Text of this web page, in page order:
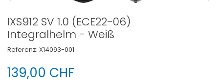
IXS912 SV 1.0 (ECE22-06)
Integralhelm - Weiß
Referenz: X14093-001
139,00 CHF